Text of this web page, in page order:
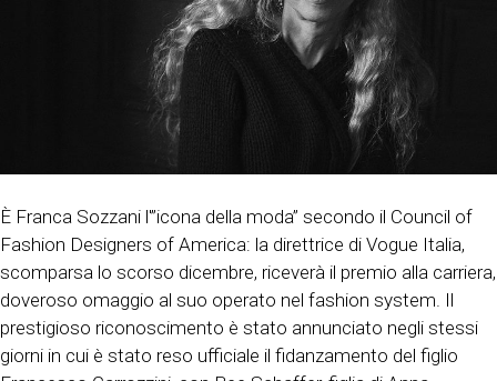
È Franca Sozzani l'”icona della moda” secondo il Council of
Fashion Designers of America: la direttrice di Vogue Italia,
scomparsa lo scorso dicembre, riceverà il premio alla carriera,
doveroso omaggio al suo operato nel fashion system. Il
prestigioso riconoscimento è stato annunciato negli stessi
giorni in cui è stato reso ufficiale il fidanzamento del figlio